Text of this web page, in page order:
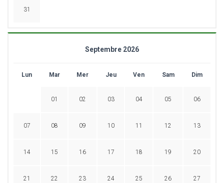
31
Septembre 2026
Lun Mar Mer Jeu Ven Sam Dim
01 02 03 04 05 06
07 08 09 10 11 12 13
14 15 16 17 18 19 20
21 22 23 24 25 26 27